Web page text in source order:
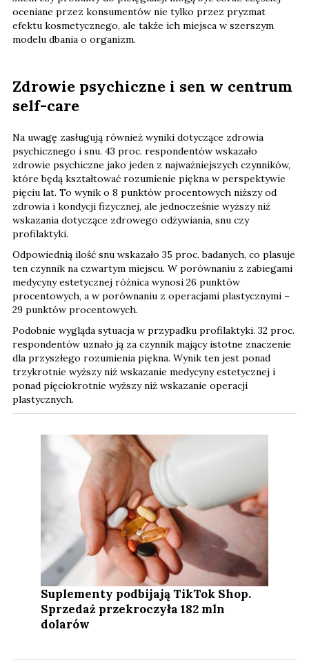
oceniane przez konsumentów nie tylko przez pryzmat
efektu kosmetycznego, ale także ich miejsca w szerszym
modelu dbania o organizm.
Zdrowie psychiczne i sen w centrum
self-care
Na uwagę zasługują również wyniki dotyczące zdrowia
psychicznego i snu. 43 proc. respondentów wskazało
zdrowie psychiczne jako jeden z najważniejszych czynników,
które będą kształtować rozumienie piękna w perspektywie
pięciu lat. To wynik o 8 punktów procentowych niższy od
zdrowia i kondycji fizycznej, ale jednocześnie wyższy niż
wskazania dotyczące zdrowego odżywiania, snu czy
profilaktyki.
Odpowiednią ilość snu wskazało 35 proc. badanych, co plasuje
ten czynnik na czwartym miejscu. W porównaniu z zabiegami
medycyny estetycznej różnica wynosi 26 punktów
procentowych, a w porównaniu z operacjami plastycznymi –
29 punktów procentowych.
Podobnie wygląda sytuacja w przypadku profilaktyki. 32 proc.
respondentów uznało ją za czynnik mający istotne znaczenie
dla przyszłego rozumienia piękna. Wynik ten jest ponad
trzykrotnie wyższy niż wskazanie medycyny estetycznej i
ponad pięciokrotnie wyższy niż wskazanie operacji
plastycznych.
Suplementy podbijają TikTok Shop.
Sprzedaż przekroczyła 182 mln
dolarów